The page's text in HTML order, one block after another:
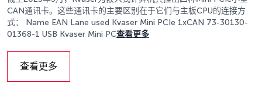
CAN通讯卡。这些通讯卡的主要区别在于它们与主板CPU的连接方
式： Name EAN Lane used Kvaser Mini PCIe 1xCAN 73-30130-
01368-1 USB Kvaser Mini PC查看更多
查看更多